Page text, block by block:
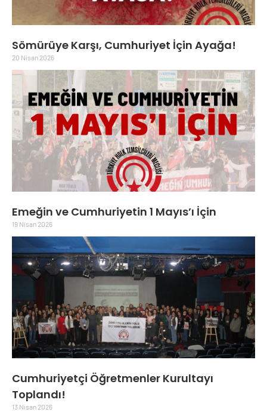
Sömürüye Karşı, Cumhuriyet İçin Ayağa!
20 Nisan 2026
Emeğin ve Cumhuriyetin 1 Mayıs’ı İçin
19 Nisan 2026
Cumhuriyetçi Öğretmenler Kurultayı
Toplandı!
13 Nisan 2026